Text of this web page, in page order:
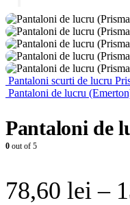
Pantaloni scurti de lucru
Pantaloni de lucru
Pantaloni de
0 out of 5
78,60 lei –